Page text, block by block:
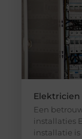
Een
installaties
installatie